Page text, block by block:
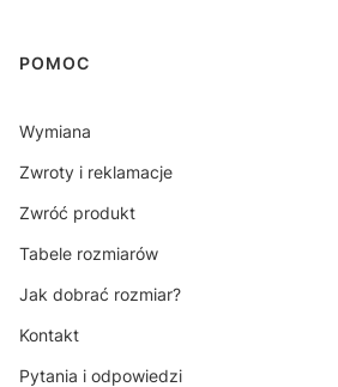
Linki w stopce
POMOC
Wymiana
Zwroty i reklamacje
Zwróć produkt
Tabele rozmiarów
Jak dobrać rozmiar?
Kontakt
Pytania i odpowiedzi